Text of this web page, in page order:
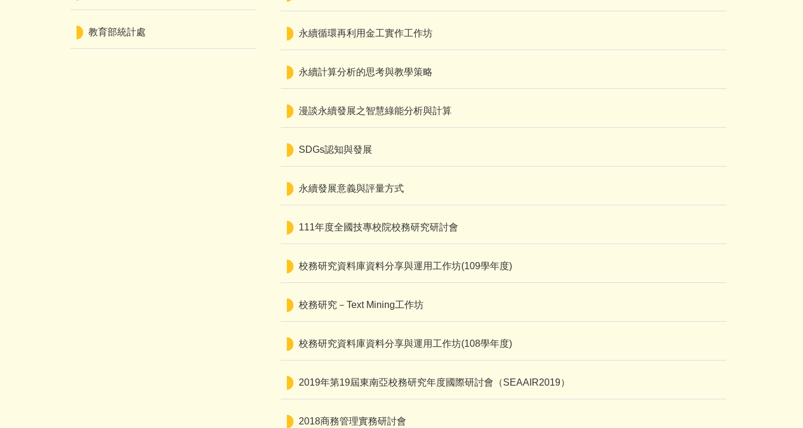
教育部統計處 永續循環再利用金工實作工作坊
永續計算分析的思考與教學策略
漫談永續發展之智慧綠能分析與計算
SDGs認知與發展
永續發展意義與評量方式
111年度全國技專校院校務研究研討會
校務研究資料庫資料分享與運用工作坊(109學年度)
校務研究－Text Mining工作坊
校務研究資料庫資料分享與運用工作坊(108學年度)
2019年第19屆東南亞校務研究年度國際研討會（SEAAIR2019）
2018商務管理實務研討會